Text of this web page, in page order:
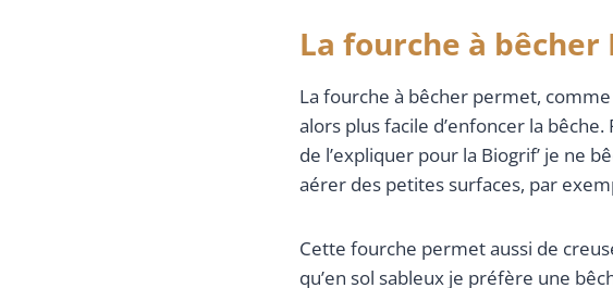
La fourche à bêcher
La fourche à bêcher permet,
alors plus facile d’enfoncer la
de l’expliquer pour la Biogrif’ je ne
aérer des petites surfaces, par
Cette fourche permet aussi de
qu’en sol sableux je préfère une